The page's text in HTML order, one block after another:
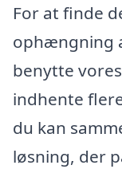
For at finde
ophængning
benytte
indhente
du kan
løsning, der